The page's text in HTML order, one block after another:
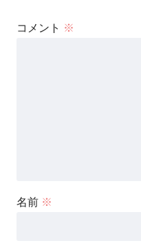
コメント ※
名前 ※